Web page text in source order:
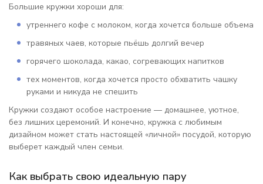
Большие кружки хороши для:
утреннего кофе с молоком, когда хочется больше объема
травяных чаев, которые пьёшь долгий вечер
горячего шоколада, какао, согревающих напитков
тех моментов, когда хочется просто обхватить чашку
руками и никуда не спешить
Кружки создают особое настроение — домашнее, уютное,
без лишних церемоний. И конечно, кружка с любимым
дизайном может стать настоящей «личной» посудой, которую
выберет каждый член семьи.
Как выбрать свою идеальную пару